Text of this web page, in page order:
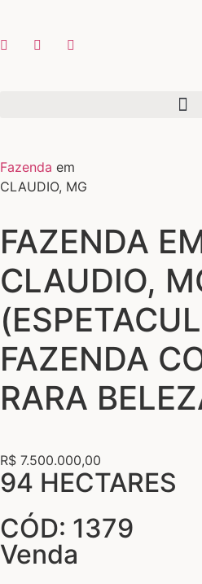
Fazenda em
CLAUDIO, MG
FAZENDA
CLAUDIO,
FAZENDA
RARA
R$ 7.500.000,00
94 HECTARES
CÓD: 1379
Venda